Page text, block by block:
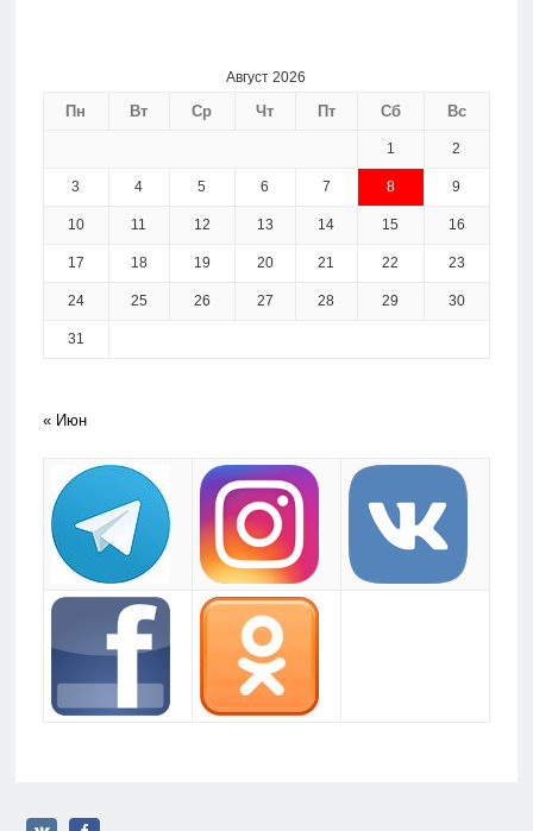
Август 2026
Пн Вт Ср Чт Пт Сб Вс
1 2
3 4 5 6 7 8 9
10 11 12 13 14 15 16
17 18 19 20 21 22 23
24 25 26 27 28 29 30
31
« Июн